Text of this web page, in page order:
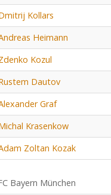
Kollars
Heimann
Kozul
Dautov
Graf
Krasenkow
Zoltan Kozak
Bayern München